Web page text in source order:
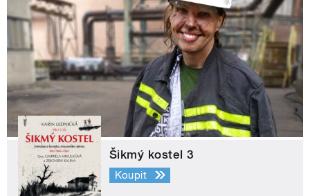
Šikmý kostel 3
Koupit